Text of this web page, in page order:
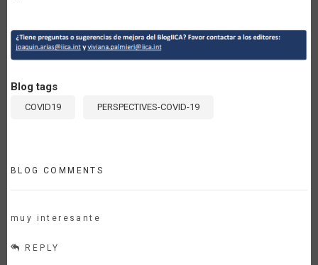
Blog tags
COVID19 PERSPECTIVES-COVID-19
BLOG COMMENTS
muy interesante
REPLY